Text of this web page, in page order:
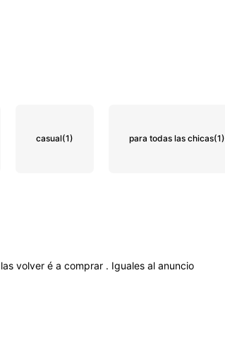
casual(1) para todas las chicas(1)
lasvolveréacomprar . Igualesalanuncio